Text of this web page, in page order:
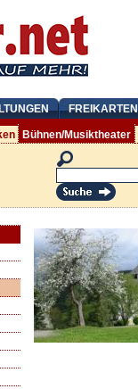
FREIKARTEN
Bühnen/Musiktheater